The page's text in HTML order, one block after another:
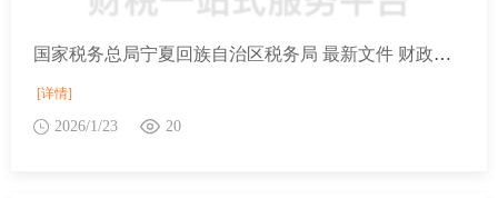
国家税务总局宁夏回族自治区税务局 最新文件 财政部 税务总局 国家发展改革委 民政部 商务部 国家卫生健康委关于延续实施养老、托育、家政等社区家庭服务业税费优惠政策的公告
[详情]
2026/1/23 20